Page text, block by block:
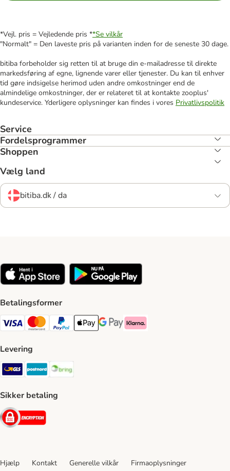
*Vejl. pris = Vejledende pris **Se vilkår
"Normalt" = Den laveste pris på varianten inden for de seneste 30 dage.
bitiba forbeholder sig retten til at bruge din e-mailadresse til direkte
markedsføring af egne, lignende varer eller tjenester. Du kan til enhver
tid gøre indsigelse herimod uden andre omkostninger end de
almindelige omkostninger, der er relateret til at kontakte zooplus'
kundeservice. Yderligere oplysninger kan findes i vores Privatlivspolitik
Service
Fordelsprogrammer
Shoppen
Vælg land
bitiba.dk / da
Betalingsformer
VISA Payment Method
Mastercard Payment Method
Paypal Payment Method
Apple Pay Payment Method
Google Pay Payment Method
Klarna Payment Method
Levering
GLS Shipping Method
Postnord Shipping Method
Sikker betaling
Security
Hjælp Kontakt Generelle vilkår Firmaoplysninger